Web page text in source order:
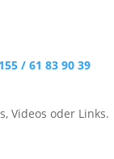
/ 61 83 90 39
Videos oder Links.